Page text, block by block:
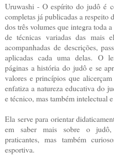
Uruwashi - O espírito do judô é
completas já publicadas a
dos três volumes que integra toda
de técnicas variadas das mais
acompanhadas de descrições,
aplicadas cada uma delas. O
páginas a história do judô e se
valores e princípios que
enfatiza a natureza educativa do
e técnico, mas também intelectual
Ela serve para orientar
em saber mais sobre o judô,
praticantes, mas também
esportiva.